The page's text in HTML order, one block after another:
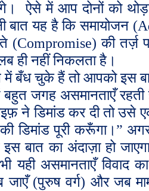
ऐसे में आप दोनों को
बात यह है कि समायोजन (
(Compromise) की तर्ज़
ही नहीं निकलता है।
बँध चुके हैं तो आपको इस बात
जगह असमानताएँ रहती
ने डिमांड कर दी तो उसे
डिमांड पूरी करूँगा।”
का अंदाज़ा हो जाएगा
यही असमानताएँ विवाद
(पुरुष वर्ग) और जब